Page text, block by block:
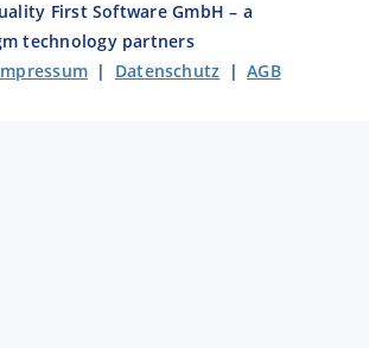
First Software GmbH – a
technology partners
| Datenschutz |AGB